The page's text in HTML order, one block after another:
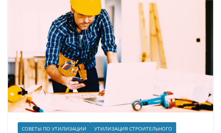
СОВЕТЫ ПО УТИЛИЗАЦИИ
УТИЛИЗАЦИЯ СТРОИТЕЛЬНОГО